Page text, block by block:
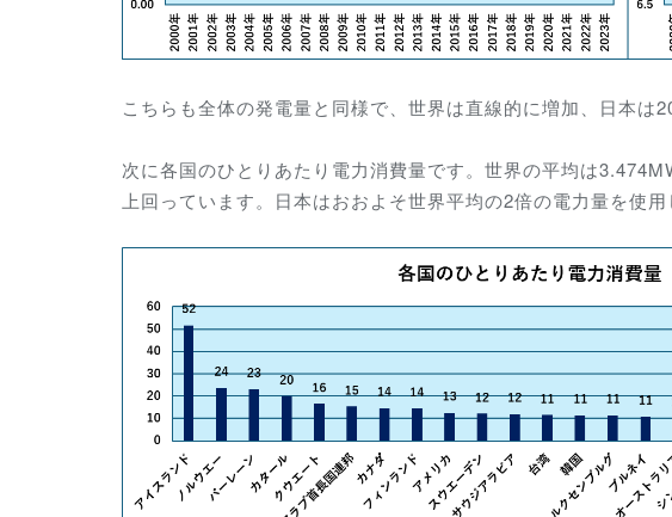
こちらも全体の発電量と同様で、世界は直線的に増加、日本は
次に各国のひとりあたり電力消費量です。世界の平均は
上回っています。日本はおおよそ世界平均の2倍の電力量を使用